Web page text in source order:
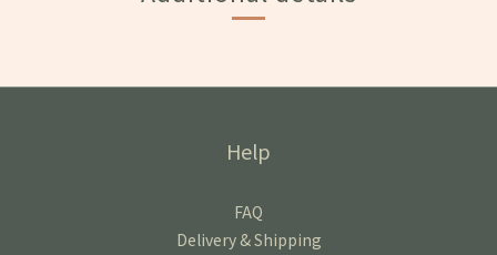
Help
FAQ
Delivery & Shipping